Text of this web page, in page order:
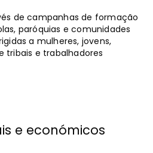
de campanhas de formação
paróquias e comunidades
a mulheres, jovens,
tribais e trabalhadores
e económicos